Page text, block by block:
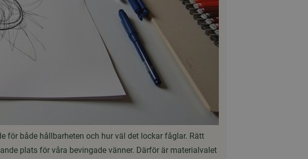
för både hållbarheten och hur väl det lockar fåglar. Rätt
plats för våra bevingade vänner. Därför är materialvalet